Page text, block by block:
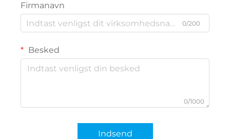
Firmanavn
0/200
Besked
0/1000
Indsend